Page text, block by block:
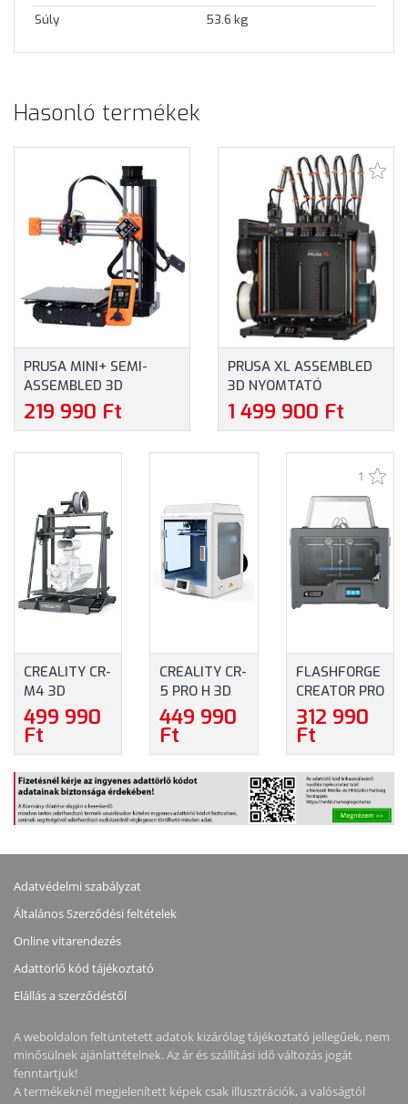
Súly
53.6 kg
Hasonló termékek
PRUSA MINI+ SEMI-
ASSEMBLED 3D
NYOMTATÓ (FEKETE-
NARANCS)
219 990 Ft
4
PRUSA XL ASSEMBLED
3D NYOMTATÓ
(TOOLHEAD/EXTRUDER:
5) XL-AS-5TH
1 499 900 Ft
CREALITY CR-
M4 3D
NYOMTATÓ
499 990
Ft
CREALITY CR-
5 PRO H 3D
NYOMTATÓ
449 990
Ft
1
FLASHFORGE
CREATOR PRO
2 3D
NYOMTATÓ
(EN-A01)
312 990
Ft
Adatvédelmi szabályzat
Általános Szerződési feltételek
Online vitarendezés
Adattörlő kód tájékoztató
Elállás a szerződéstől
A weboldalon feltüntetett adatok kizárólag tájékoztató jellegűek, nem
minősülnek ajánlattételnek. Az ár és szállítási idő változás jogát
fenntartjuk!
A termékeknél megjelenített képek csak illusztrációk, a valóságtól